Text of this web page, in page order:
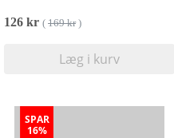
126 kr ( 169 kr)
Læg i kurv
SPAR
16%